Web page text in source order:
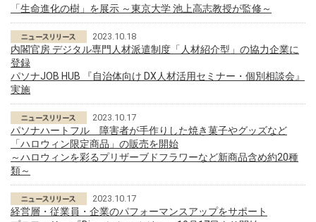
「生命進化の樹」を展示 ～東京大学 池上高志教授が監修～
2023.10.18
内閣官房 デジタル専門人材派遣制度「人材紹介型」の協力企業に
登録
パソナJOB HUB 『自治体向け DX人材活用セミナー・個別相談会』
実施
2023.10.17
パソナハートフル 障害者が手作りした焼き菓子やグッズなど
「ハロウィン限定商品」の販売を開始
～ハロウィンを彩るプリザーブドフラワーなど新商品含め約20種
類～
2023.10.17
経営層・従業員・企業のパフォーマンスアップをサポート